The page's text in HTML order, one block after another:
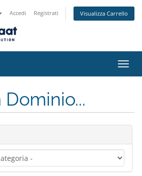
Accedi Registrati Visualizza Carrello
Attiva